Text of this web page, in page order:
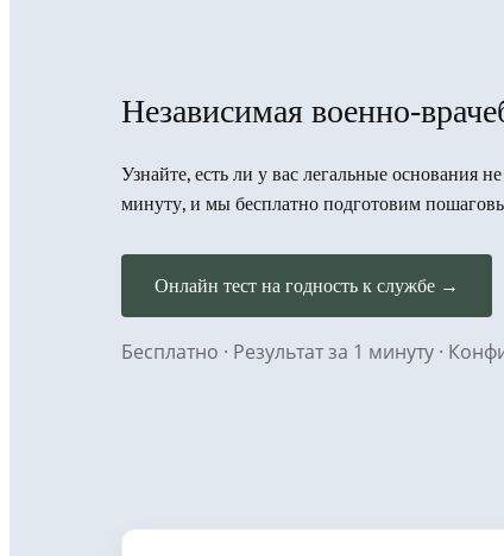
Независимая военно-
Узнайте, есть ли у вас легальные основания
минуту, и мы бесплатно подготовим
Онлайн тест на годность к службе →
Бесплатно · Результат за 1 минуту ·